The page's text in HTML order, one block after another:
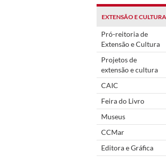
EXTENSÃO E CULTURA
Pró-reitoria de
Extensão e Cultura
Projetos de
extensão e cultura
CAIC
Feira do Livro
Museus
CCMar
Editora e Gráfica